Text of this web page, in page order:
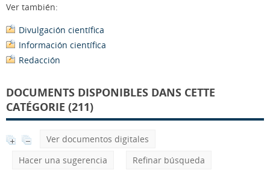
Ver también:
Divulgación científica
Información científica
Redacción
DOCUMENTS DISPONIBLES DANS CETTE
CATÉGORIE (211)
Ver documentos digitales
Hacer una sugerencia
Refinar búsqueda